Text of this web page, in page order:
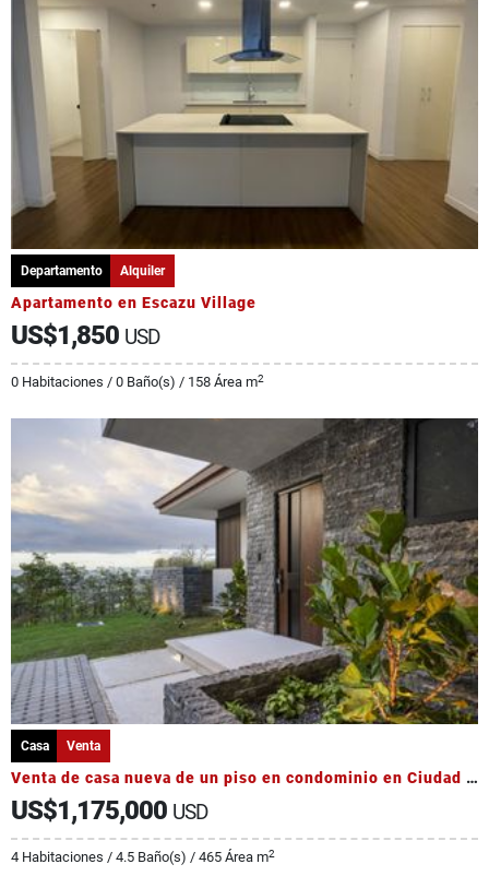
Departamento Alquiler
Apartamento en Escazu Village
US$1,850 USD
0 Habitaciones / 0 Baño(s) / 158 Área m2
Casa Venta
Venta de casa nueva de un piso en condominio en Ciudad Colón
US$1,175,000 USD
4 Habitaciones / 4.5 Baño(s) / 465 Área m2